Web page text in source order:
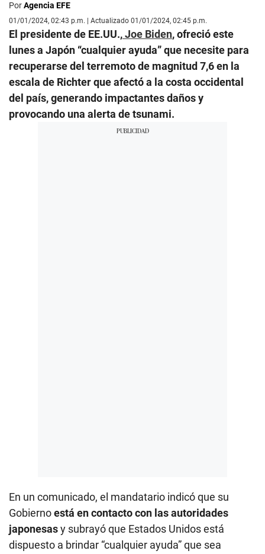
PorAgencia EFE
01/01/2024, 02:43 p.m. | Actualizado 01/01/2024, 02:45 p.m.
El presidente de EE.UU.,Joe Biden, ofreció este
lunes a Japón “cualquier ayuda” que necesite para
recuperarse del terremoto de magnitud 7,6 en la
escala de Richter que afectó a la costa occidental
del país, generando impactantes daños y
provocando una alerta de tsunami.
En un comunicado, el mandatario indicó que su
Gobiernoestá en contacto con las autoridades
japonesasy subrayó que Estados Unidos está
dispuesto a brindar “cualquier ayuda” que sea